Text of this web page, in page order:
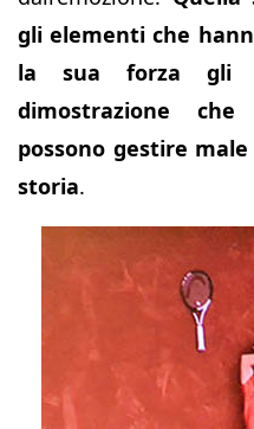
gli elementi che
la sua forza gli
dimostrazione
possono gestire
storia.